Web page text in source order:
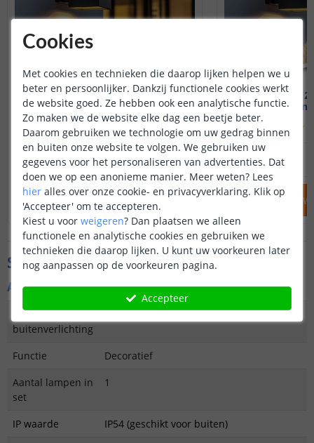
Solar up-down light Sverre
Warm wit - Recht
reviews )
OP VOORRAAD 39,95
IN WINKELWAGEN
Voordeelset
Up-down
OP VOORRAAD
IN
Specificaties
Algemene kenmerken
Type
buitenverlichting
Wandlamp
Functie
Decoratief
Aantal lampen in
set
1
IP waarde
IP54 (geschikt voor buiten)
Cookies
Met cookies en technieken die daarop lijken helpen we u
beter en persoonlijker. Dankzij functionele cookies werkt
de website goed. Ze hebben ook een analytische functie.
Zo maken we de website elke dag een beetje beter.
Daarom gebruiken we technologie om uw gedrag binnen
en buiten onze website te volgen. We gebruiken uw
gegevens voor het personaliseren van advertenties. Dat
doen we op een anonieme manier. Meer weten? Lees
hier alles over onze cookie- en privacyverklaring. Klik op
'Accepteer' om te accepteren.
Kiest u voor weigeren? Dan plaatsen we alleen
functionele en analytische cookies en gebruiken we
technieken die daarop lijken. U kunt uw voorkeuren later
nog aanpassen op de voorkeuren pagina.
Accepteer